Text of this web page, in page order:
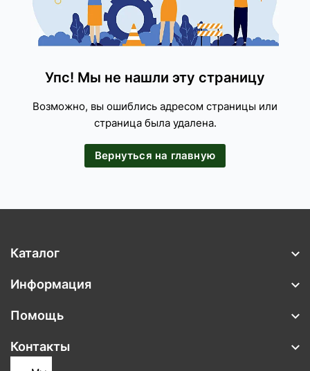
Упс! Мы не нашли эту страницу
Возможно, вы ошиблись адресом страницы или
страница была удалена.
Вернуться на главную
Каталог
Информация
Помощь
Контакты